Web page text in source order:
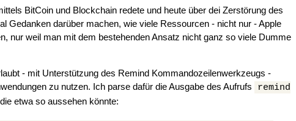
BitCoin und Blockchain redete und heute über dei Zerstörung des
Gedanken darüber machen, wie viele Ressourcen - nicht nur - Apple
nur weil man mit dem bestehenden Ansatz nicht ganz so viele Dumme
- mit Unterstützung des Remind Kommandozeilenwerkzeugs -
zu nutzen. Ich parse dafür die Ausgabe des Aufrufs
remind
etwa so aussehen könnte: